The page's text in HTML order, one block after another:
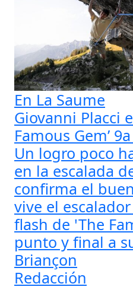
En La Saume
Giovanni Placci
Famous Gem’
Un logro poco
en la escalada
confirma el
vive el
flash de 'The
punto y final a
Briançon
Redacción